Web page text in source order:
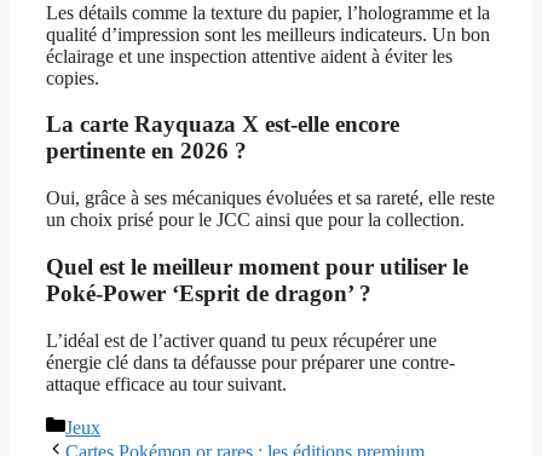
Les détails comme la texture du papier, l’hologramme et la
qualité d’impression sont les meilleurs indicateurs. Un bon
éclairage et une inspection attentive aident à éviter les
copies.
La carte Rayquaza X est-elle encore
pertinente en 2026 ?
Oui, grâce à ses mécaniques évoluées et sa rareté, elle reste
un choix prisé pour le JCC ainsi que pour la collection.
Quel est le meilleur moment pour utiliser le
Poké-Power ‘Esprit de dragon’ ?
L’idéal est de l’activer quand tu peux récupérer une
énergie clé dans ta défausse pour préparer une contre-
attaque efficace au tour suivant.
Catégories
Jeux
Cartes Pokémon or rares : les éditions premium